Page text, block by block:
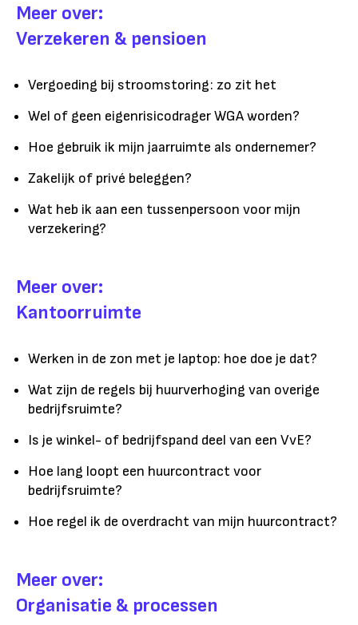
Meer over:
Verzekeren & pensioen
Vergoeding bij stroomstoring: zo zit het
Wel of geen eigenrisicodrager WGA worden?
Hoe gebruik ik mijn jaarruimte als ondernemer?
Zakelijk of privé beleggen?
Wat heb ik aan een tussenpersoon voor mijn
verzekering?
Meer over:
Kantoorruimte
Werken in de zon met je laptop: hoe doe je dat?
Wat zijn de regels bij huurverhoging van overige
bedrijfsruimte?
Is je winkel- of bedrijfspand deel van een VvE?
Hoe lang loopt een huurcontract voor
bedrijfsruimte?
Hoe regel ik de overdracht van mijn huurcontract?
Meer over:
Organisatie & processen